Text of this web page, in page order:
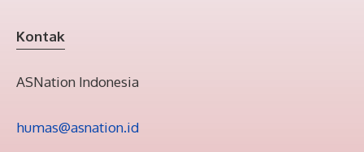
Kontak
ASNation Indonesia
humas@asnation.id